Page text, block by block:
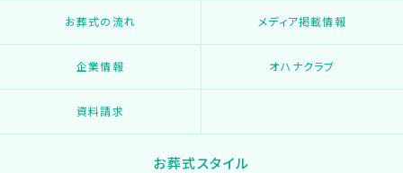
お葬式の流れ メディア掲載情報
企業情報 オハナクラブ
資料請求
お葬式スタイル